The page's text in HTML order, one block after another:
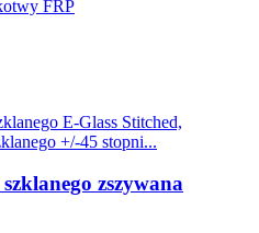
FRP
zszywana